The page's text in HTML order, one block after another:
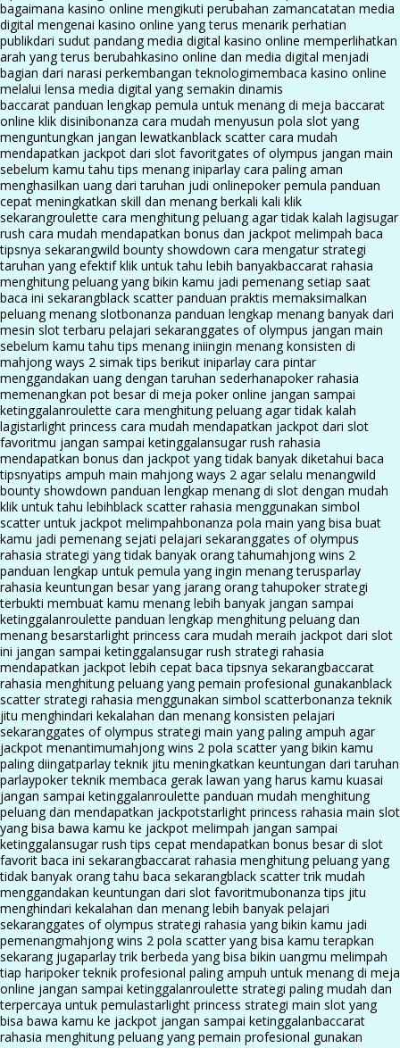
bagaimana kasino online mengikuti perubahan zamancatatan media
digital mengenai kasino online yang terus menarik perhatian
publikdari sudut pandang media digital kasino online memperlihatkan
arah yang terus berubahkasino online dan media digital menjadi
bagian dari narasi perkembangan teknologimembaca kasino online
melalui lensa media digital yang semakin dinamis
baccarat panduan lengkap pemula untuk menang di meja baccarat
online klik disinibonanza cara mudah menyusun pola slot yang
menguntungkan jangan lewatkanblack scatter cara mudah
mendapatkan jackpot dari slot favoritgates of olympus jangan main
sebelum kamu tahu tips menang iniparlay cara paling aman
menghasilkan uang dari taruhan judi onlinepoker pemula panduan
cepat meningkatkan skill dan menang berkali kali klik
sekarangroulette cara menghitung peluang agar tidak kalah lagisugar
rush cara mudah mendapatkan bonus dan jackpot melimpah baca
tipsnya sekarangwild bounty showdown cara mengatur strategi
taruhan yang efektif klik untuk tahu lebih banyakbaccarat rahasia
menghitung peluang yang bikin kamu jadi pemenang setiap saat
baca ini sekarangblack scatter panduan praktis memaksimalkan
peluang menang slotbonanza panduan lengkap menang banyak dari
mesin slot terbaru pelajari sekaranggates of olympus jangan main
sebelum kamu tahu tips menang iniingin menang konsisten di
mahjong ways 2 simak tips berikut iniparlay cara pintar
menggandakan uang dengan taruhan sederhanapoker rahasia
memenangkan pot besar di meja poker online jangan sampai
ketinggalanroulette cara menghitung peluang agar tidak kalah
lagistarlight princess cara mudah mendapatkan jackpot dari slot
favoritmu jangan sampai ketinggalansugar rush rahasia
mendapatkan bonus dan jackpot yang tidak banyak diketahui baca
tipsnyatips ampuh main mahjong ways 2 agar selalu menangwild
bounty showdown panduan lengkap menang di slot dengan mudah
klik untuk tahu lebihblack scatter rahasia menggunakan simbol
scatter untuk jackpot melimpahbonanza pola main yang bisa buat
kamu jadi pemenang sejati pelajari sekaranggates of olympus
rahasia strategi yang tidak banyak orang tahumahjong wins 2
panduan lengkap untuk pemula yang ingin menang terusparlay
rahasia keuntungan besar yang jarang orang tahupoker strategi
terbukti membuat kamu menang lebih banyak jangan sampai
ketinggalanroulette panduan lengkap menghitung peluang dan
menang besarstarlight princess cara mudah meraih jackpot dari slot
ini jangan sampai ketinggalansugar rush strategi rahasia
mendapatkan jackpot lebih cepat baca tipsnya sekarangbaccarat
rahasia menghitung peluang yang pemain profesional gunakanblack
scatter strategi rahasia menggunakan simbol scatterbonanza teknik
jitu menghindari kekalahan dan menang konsisten pelajari
sekaranggates of olympus strategi main yang paling ampuh agar
jackpot menantimumahjong wins 2 pola scatter yang bikin kamu
paling diingatparlay teknik jitu meningkatkan keuntungan dari taruhan
parlaypoker teknik membaca gerak lawan yang harus kamu kuasai
jangan sampai ketinggalanroulette panduan mudah menghitung
peluang dan mendapatkan jackpotstarlight princess rahasia main slot
yang bisa bawa kamu ke jackpot melimpah jangan sampai
ketinggalansugar rush tips cepat mendapatkan bonus besar di slot
favorit baca ini sekarangbaccarat rahasia menghitung peluang yang
tidak banyak orang tahu baca sekarangblack scatter trik mudah
menggandakan keuntungan dari slot favoritmubonanza tips jitu
menghindari kekalahan dan menang lebih banyak pelajari
sekaranggates of olympus strategi rahasia yang bikin kamu jadi
pemenangmahjong wins 2 pola scatter yang bisa kamu terapkan
sekarang jugaparlay trik berbeda yang bisa bikin uangmu melimpah
tiap haripoker teknik profesional paling ampuh untuk menang di meja
online jangan sampai ketinggalanroulette strategi paling mudah dan
terpercaya untuk pemulastarlight princess strategi main slot yang
bisa bawa kamu ke jackpot jangan sampai ketinggalanbaccarat
rahasia menghitung peluang yang pemain profesional gunakan